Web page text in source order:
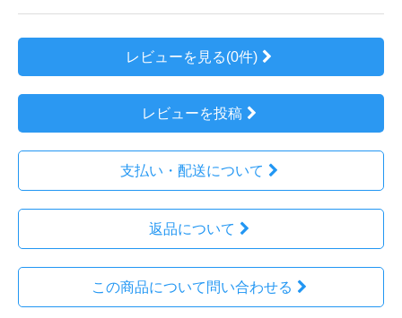
レビューを見る(0件)
レビューを投稿
支払い・配送について
返品について
この商品について問い合わせる